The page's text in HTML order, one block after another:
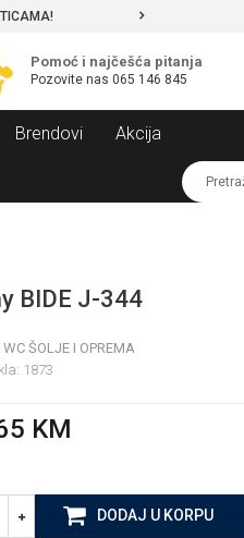
Pomoć i najčešća pitanja
Pozovite nas 065 146 845
Brendovi Akcija
BIDE J-344
WC ŠOLJE I OPREMA
1873
KM
DODAJ U KORPU